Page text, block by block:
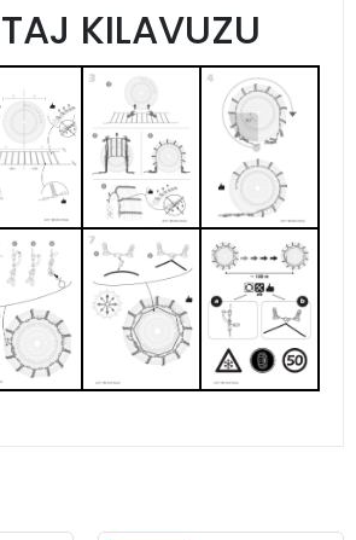
KILAVUZU